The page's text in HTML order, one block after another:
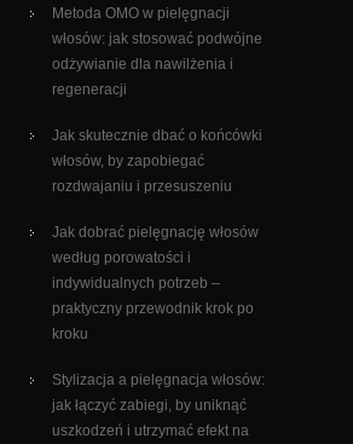
Metoda OMO w pielęgnacji
włosów: jak stosować podwójne
odżywianie dla nawilżenia i
regeneracji
Jak skutecznie dbać o końcówki
włosów, by zapobiegać
rozdwajaniu i przesuszeniu
Jak dobrać pielęgnację włosów
według porowatości i
indywidualnych potrzeb –
praktyczny przewodnik krok po
kroku
Stylizacja a pielęgnacja włosów:
jak łączyć zabiegi, by uniknąć
uszkodzeń i utrzymać efekt na